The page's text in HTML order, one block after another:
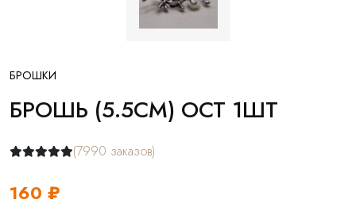
БРОШКИ
БРОШЬ (5.5СМ) ОСТ 1ШТ
(7990 заказов)
160 ₽